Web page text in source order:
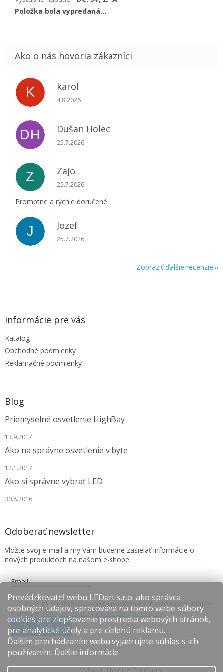
Prevádzkovateľ webu LEDart s.r.o. ako správca
osobných údajov, spracováva na tomto webe súbory
cookies pre zlepšovanie prostredia webových stránok,
pre analytické účely a pre cielenú reklamu.
Ďalším prechádzaním webu vyjadrujete súhlas s ich
používaním. Ďalšie informácie
Položka bola vypredaná…
K karol
Hodnotenie obchodu je 5 z 5 hviezdičiek.
4.8.2026
DH Dušan Holec
Hodnotenie obchodu je 5 z 5 hviezdičiek.
25.7.2026
Z Zajo
Hodnotenie obchodu je 5 z 5 hviezdičiek.
25.7.2026
Promptne a rýchle doručené
J Jozef
Hodnotenie obchodu je 5 z 5 hviezdičiek.
25.7.2026
Zobraziť ďalšie recenzie
Z
Informácie pre vás
Katalóg
Obchodné podmienky
Reklamačné podmienky
Blog
Priemyselné osvetlenie HighBay
13.9.2017
Ako na správne osvetlenie v byte
12.1.2017
Ako si správne vybrať LED
30.8.2016
Odoberať newsletter
Vložte svoj e-mail a my Vám budeme zasielať informácie o
nových produktoch na našom e-shope.
Email
Súhlasím so spracovávaním poskytnutých osobných údajov
v zmysle Podmienok ochrany osobných údajov.
PRIHLÁSIŤ SA